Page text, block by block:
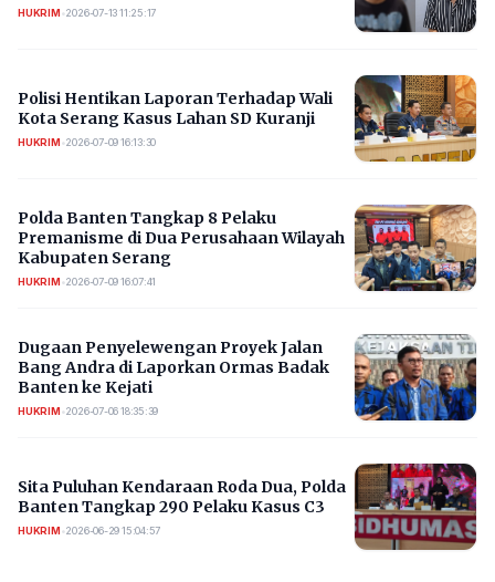
HUKRIM•2026-07-13 11:25:17
Polisi Hentikan Laporan Terhadap Wali
Kota Serang Kasus Lahan SD Kuranji
HUKRIM•2026-07-09 16:13:30
Polda Banten Tangkap 8 Pelaku
Premanisme di Dua Perusahaan Wilayah
Kabupaten Serang
HUKRIM•2026-07-09 16:07:41
Dugaan Penyelewengan Proyek Jalan
Bang Andra di Laporkan Ormas Badak
Banten ke Kejati
HUKRIM•2026-07-06 18:35:39
Sita Puluhan Kendaraan Roda Dua, Polda
Banten Tangkap 290 Pelaku Kasus C3
HUKRIM•2026-06-29 15:04:57